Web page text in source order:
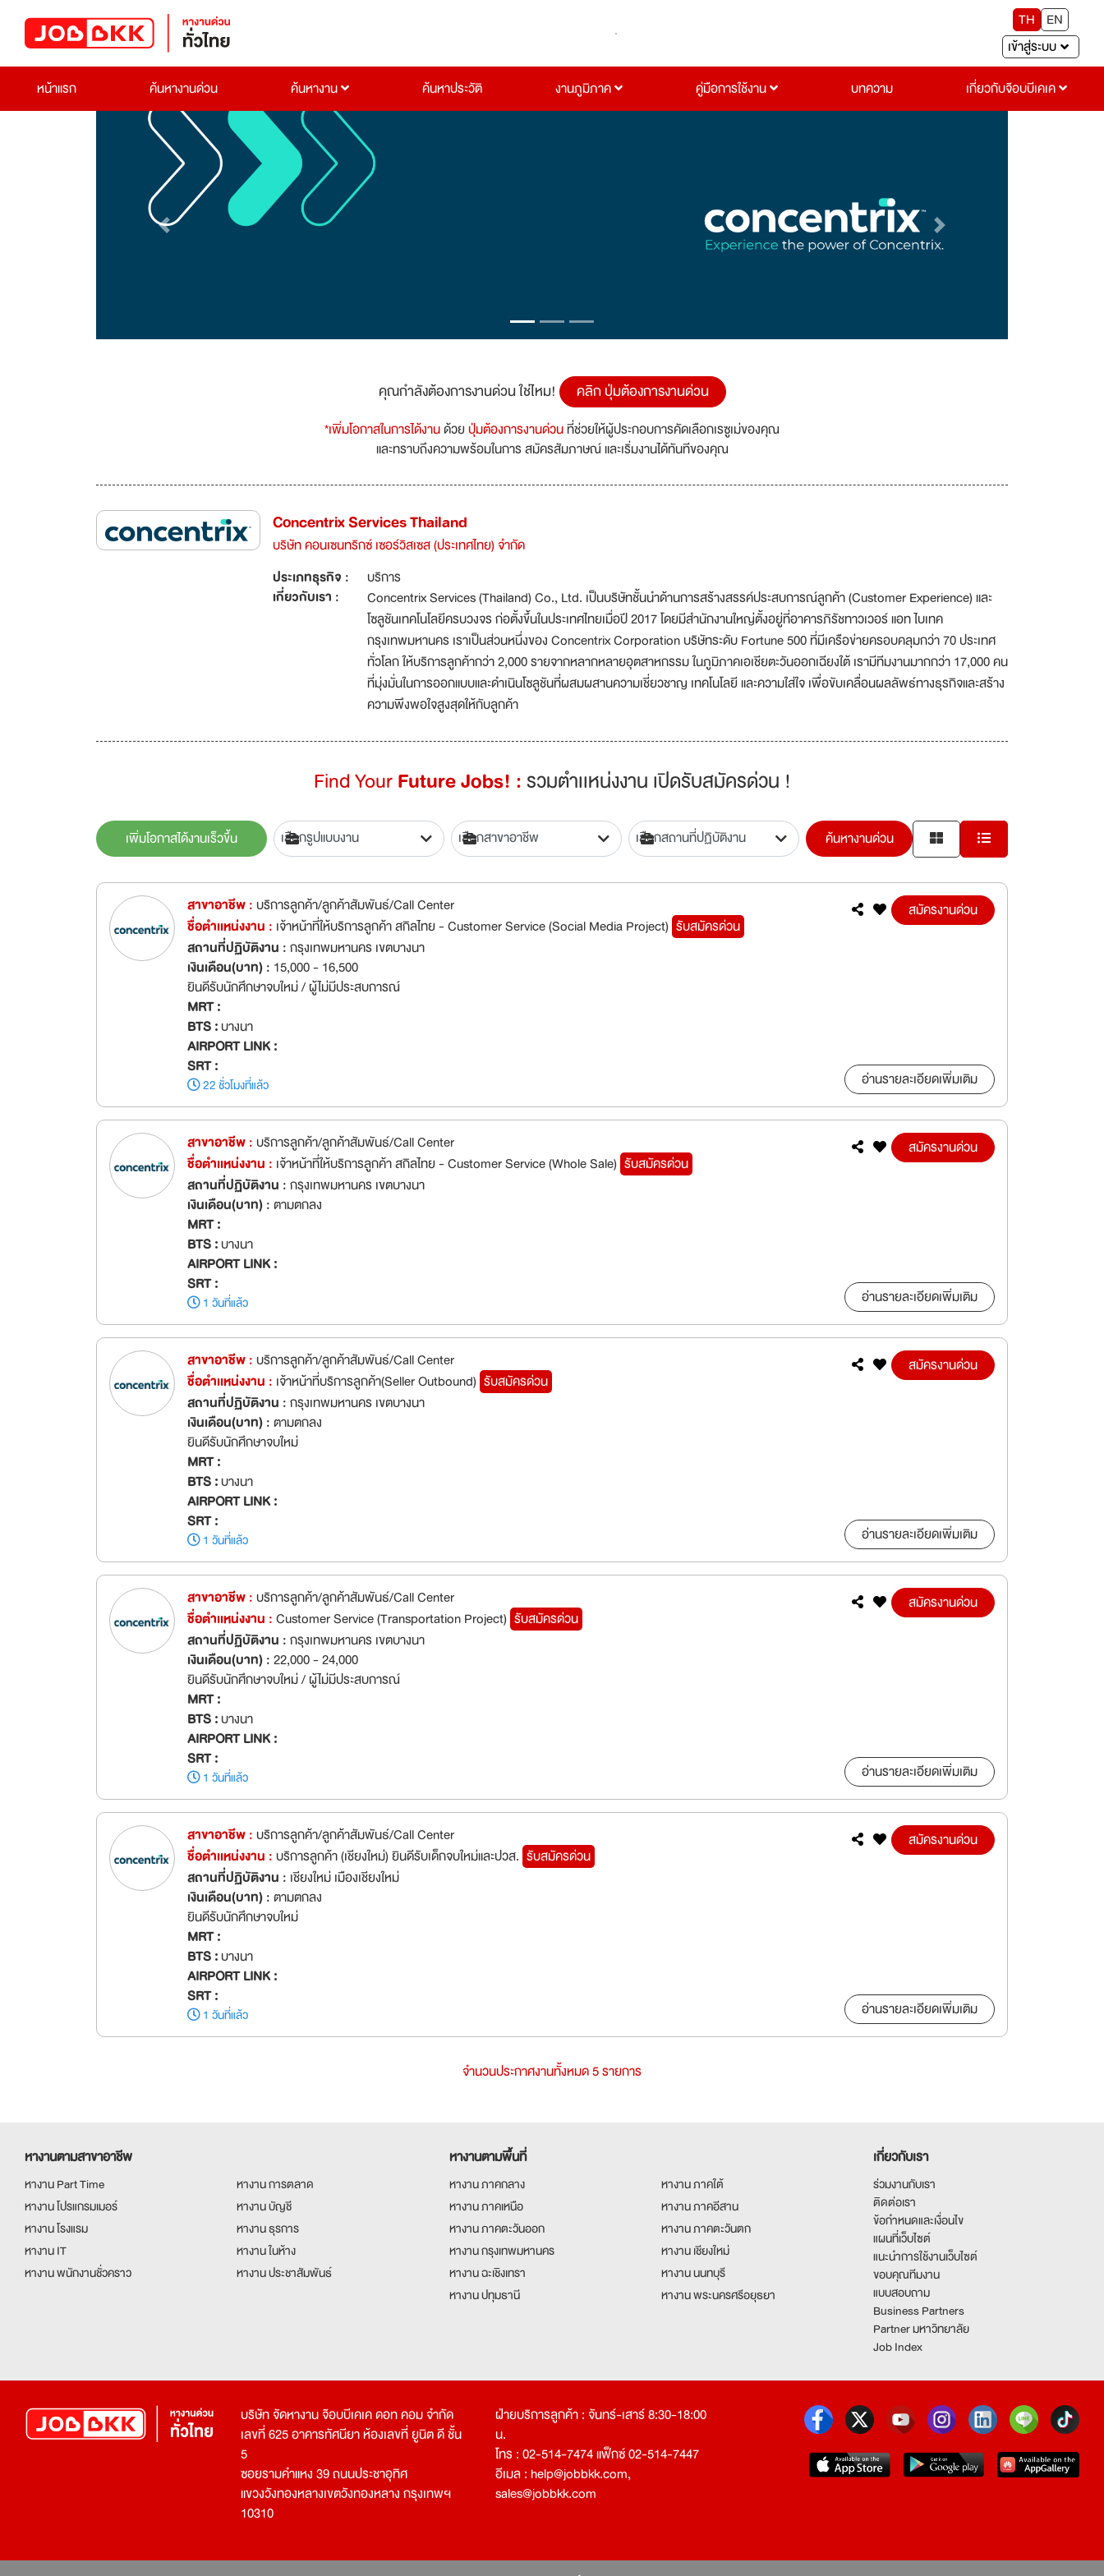
TH
EN
เข้าสู่ระบบ
หน้าแรก
ค้นหางานด่วน ค้นหางาน ค้นหาประวัติ งานภูมิภาค คู่มือการใช้งาน บทความ เกี่ยวกับจ๊อบบีเคเค
Previous Next
คุณกำลังต้องการงานด่วน ใช่ไหม! คลิก ปุ่มต้องการงานด่วน
*เพิ่มโอกาสในการได้งานด้วยปุ่มต้องการงานด่วนที่ช่วยให้ผู้ประกอบการคัดเลือกเรซูเม่ของคุณ
และทราบถึงความพร้อมในการ สมัครสัมภาษณ์ และเริ่มงานได้ทันทีของคุณ
Concentrix Services Thailand
บริษัท คอนเซนทริกซ์ เซอร์วิสเซส (ประเทศไทย) จำกัด
ประเภทธุรกิจ :
บริการ
เกี่ยวกับเรา :
Concentrix Services (Thailand) Co., Ltd. เป็นบริษัทชั้นนำด้านการสร้างสรรค์ประสบการณ์ลูกค้า (Customer Experience) และ
โซลูชันเทคโนโลยีครบวงจร ก่อตั้งขึ้นในประเทศไทยเมื่อปี 2017 โดยมีสำนักงานใหญ่ตั้งอยู่ที่อาคารภิรัชทาวเวอร์ แอท ไบเทค
กรุงเทพมหานคร เราเป็นส่วนหนึ่งของ Concentrix Corporation บริษัทระดับ Fortune 500 ที่มีเครือข่ายครอบคลุมกว่า 70 ประเทศ
ทั่วโลก ให้บริการลูกค้ากว่า 2,000 รายจากหลากหลายอุตสาหกรรม ในภูมิภาคเอเชียตะวันออกเฉียงใต้ เรามีทีมงานมากกว่า 17,000 คน
ที่มุ่งมั่นในการออกแบบและดำเนินโซลูชันที่ผสมผสานความเชี่ยวชาญ เทคโนโลยี และความใส่ใจ เพื่อขับเคลื่อนผลลัพธ์ทางธุรกิจและสร้าง
ความพึงพอใจสูงสุดให้กับลูกค้า
Find YourFuture Jobs! :รวมตำเเหน่งงาน เปิดรับสมัครด่วน !
เพิ่มโอกาสได้งานเร็วขึ้น ค้นหางานด่วน
สาขาอาชีพ :บริการลูกค้า/ลูกค้าสัมพันธ์/Call Center
ชื่อตำเเหน่งงาน : เจ้าหน้าที่ให้บริการลูกค้า สกิลไทย - Customer Service (Social Media Project) รับสมัครด่วน
สถานที่ปฏิบัติงาน :กรุงเทพมหานคร เขตบางนา
เงินเดือน(บาท) : 15,000 - 16,500
ยินดีรับนักศึกษาจบใหม่ / ผู้ไม่มีประสบการณ์
MRT :
BTS :บางนา
AIRPORT LINK :
SRT :
22 ชั่วโมงที่แล้ว
สมัครงานด่วน
อ่านรายละเอียดเพิ่มเติม
สาขาอาชีพ :บริการลูกค้า/ลูกค้าสัมพันธ์/Call Center
ชื่อตำเเหน่งงาน : เจ้าหน้าที่ให้บริการลูกค้า สกิลไทย - Customer Service (Whole Sale) รับสมัครด่วน
สถานที่ปฏิบัติงาน :กรุงเทพมหานคร เขตบางนา
เงินเดือน(บาท) :ตามตกลง
MRT :
BTS :บางนา
AIRPORT LINK :
SRT :
1 วันที่แล้ว
สมัครงานด่วน
อ่านรายละเอียดเพิ่มเติม
สาขาอาชีพ :บริการลูกค้า/ลูกค้าสัมพันธ์/Call Center
ชื่อตำเเหน่งงาน : เจ้าหน้าที่บริการลูกค้า(Seller Outbound) รับสมัครด่วน
สถานที่ปฏิบัติงาน :กรุงเทพมหานคร เขตบางนา
เงินเดือน(บาท) :ตามตกลง
ยินดีรับนักศึกษาจบใหม่
MRT :
BTS :บางนา
AIRPORT LINK :
SRT :
1 วันที่แล้ว
สมัครงานด่วน
อ่านรายละเอียดเพิ่มเติม
สาขาอาชีพ :บริการลูกค้า/ลูกค้าสัมพันธ์/Call Center
ชื่อตำเเหน่งงาน :Customer Service (Transportation Project) รับสมัครด่วน
สถานที่ปฏิบัติงาน :กรุงเทพมหานคร เขตบางนา
เงินเดือน(บาท) :22,000 - 24,000
ยินดีรับนักศึกษาจบใหม่ / ผู้ไม่มีประสบการณ์
MRT :
BTS :บางนา
AIRPORT LINK :
SRT :
1 วันที่แล้ว
สมัครงานด่วน
อ่านรายละเอียดเพิ่มเติม
สาขาอาชีพ :บริการลูกค้า/ลูกค้าสัมพันธ์/Call Center
ชื่อตำเเหน่งงาน :บริการลูกค้า (เชียงใหม่) ยินดีรับเด็กจบใหม่และปวส. รับสมัครด่วน
สถานที่ปฏิบัติงาน : เชียงใหม่ เมืองเชียงใหม่
เงินเดือน(บาท) :ตามตกลง
ยินดีรับนักศึกษาจบใหม่
MRT :
BTS :บางนา
AIRPORT LINK :
SRT :
1 วันที่แล้ว
สมัครงานด่วน
อ่านรายละเอียดเพิ่มเติม
จำนวนประกาศงานทั้งหมด 5 รายการ
หางานตามสาขาอาชีพ
หางาน Part Time
หางาน การตลาด
หางาน โปรแกรมเมอร์
หางาน บัญชี
หางาน โรงแรม
หางาน ธุรการ
หางาน IT
หางาน ในห้าง
หางาน พนักงานชั่วคราว
หางาน ประชาสัมพันธ์
หางานตามพื้นที่
หางาน ภาคกลาง
หางาน ภาคใต้
หางาน ภาคเหนือ
หางาน ภาคอีสาน
หางาน ภาคตะวันออก
หางาน ภาคตะวันตก
หางาน กรุงเทพมหานคร
หางาน เชียงใหม่
หางาน ฉะเชิงเทรา
หางาน นนทบุรี
หางาน ปทุมธานี
หางาน พระนครศรีอยุธยา
เกี่ยวกับเรา
ร่วมงานกับเรา
ติดต่อเรา
ข้อกำหนดและเงื่อนไข
แผนที่เว็บไซต์
แนะนำการใช้งานเว็บไซต์
ขอบคุณทีมงาน
แบบสอบถาม
Business Partners
Partner มหาวิทยาลัย
Job Index
บริษัท จัดหางาน จ๊อบบีเคเค ดอท คอม จำกัด
เลขที่ 625 อาคารทัศนียา ห้องเลขที่ ยูนิต ดี ชั้น
5
ซอยรามคำแหง 39 ถนนประชาอุทิศ
แขวงวังทองหลางเขตวังทองหลาง กรุงเทพฯ
10310
ฝ่ายบริการลูกค้า : จันทร์-เสาร์ 8:30-18:00
น.
โทร : 02-514-7474 แฟ็กซ์ 02-514-7447
อีเมล : help@jobbkk.com,
sales@jobbkk.com